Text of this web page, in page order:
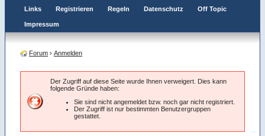
Links Registrieren Regeln Datenschutz Off Topic
Impressum
Forum › Anmelden
Der Zugriff auf diese Seite wurde Ihnen verweigert. Dies kann
folgende Gründe haben:
Sie sind nicht angemeldet bzw. noch gar nicht registriert.
Der Zugriff ist nur bestimmten Benutzergruppen
gestattet.